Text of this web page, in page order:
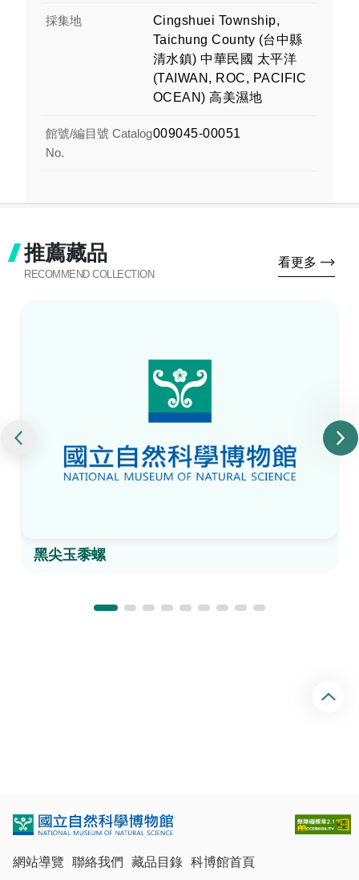
採集地
Cingshuei Township,
Taichung County (台中縣
清水鎮) 中華民國 太平洋
(TAIWAN, ROC, PACIFIC
OCEAN) 高美濕地
館號/編目號 Catalog
No.
009045-00051
推薦藏品
RECOMMEND COLLECTION
看更多
黑尖玉黍螺
網站導覽 聯絡我們 藏品目錄 科博館首頁
回
頂
端